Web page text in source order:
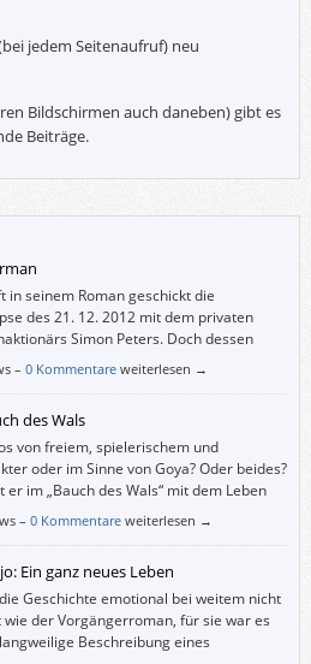
jedem Seitenaufruf) neu
Bildschirmen auch daneben) gibt es
Beiträge.
in seinem Roman geschickt die
des 21. 12. 2012 mit dem privaten
Simon Peters. Doch dessen
Beziehung und seine Freunde vor der
– 0 Kommentare weiterlesen →
des Wals
von freiem, spielerischem und
oder im Sinne von Goya? Oder beides?
er im „Bauch des Wals“ mit dem Leben
… – 0 Kommentare weiterlesen →
Ein ganz neues Leben
Geschichte emotional bei weitem nicht
der Vorgängerroman, für sie war es
Beschreibung eines